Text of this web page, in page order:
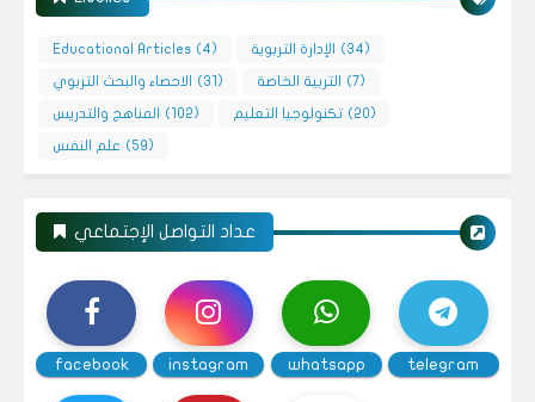
Educational Articles (4) الإدارة التربوية (34)
الاحصاء والبحث التربوي (31) التربية الخاصة (7)
المناهج والتدريس (102) تكنولوجيا التعليم (20)
علم النفس (59)
عداد التواصل الإجتماعي
facebook instagram whatsapp telegram